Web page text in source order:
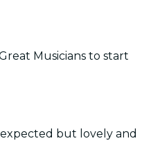
Musicians to start
but lovely and